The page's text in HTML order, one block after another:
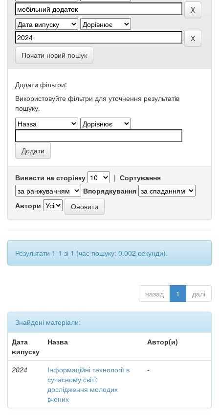
Почати новий пошук
Додати фільтри:
Використовуйте фільтри для уточнення результатів
пошуку.
Вивести на сторінку | Сортування
Впорядкування
Автори
Результати 1-1 зі 1 (час пошуку: 0.002 секунди).
назад 1 далі
Знайдені матеріали:
Дата
випуску
Назва Автор(и)
2024
Інформаційні технології в
сучасному світі:
дослідження молодих
вчених
-